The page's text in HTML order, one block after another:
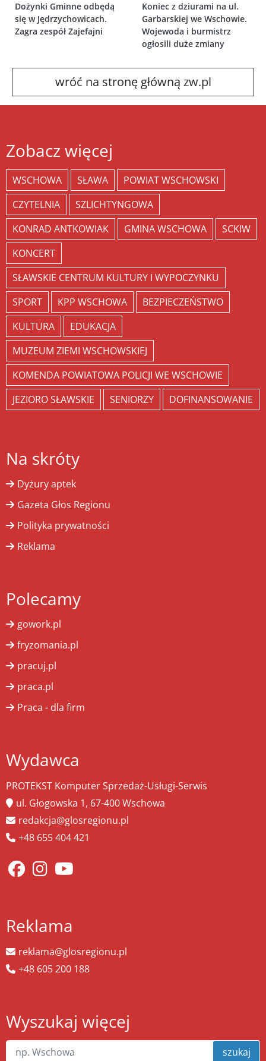
Dożynki Gminne odbędą
się w Jędrzychowicach.
Zagra zespół Zajefajni
Koniec z dziurami na ul.
Garbarskiej we Wschowie.
Wojewoda i burmistrz
ogłosili duże zmiany
wróć na stronę główną zw.pl
Zobacz więcej
WSCHOWA SŁAWA
POWIAT WSCHOWSKI
CZYTELNIA
SZLICHTYNGOWA
KONRAD ANTKOWIAK
GMINA WSCHOWA
SCKIW
KONCERT
SŁAWSKIE CENTRUM KULTURY I WYPOCZYNKU
SPORT
KPP WSCHOWA
BEZPIECZEŃSTWO
KULTURA
EDUKACJA
MUZEUM ZIEMI WSCHOWSKIEJ
KOMENDA POWIATOWA POLICJI WE WSCHOWIE
JEZIORO SŁAWSKIE
SENIORZY DOFINANSOWANIE
Na skróty
Dyżury aptek
Gazeta Głos Regionu
Polityka prywatności
Reklama
Polecamy
gowork.pl
fryzomania.pl
pracuj.pl
praca.pl
Praca - dla firm
Wydawca
PROTEKST Komputer Sprzedaż-Usługi-Serwis
ul. Głogowska 1, 67-400 Wschowa
redakcja@glosregionu.pl
+48 655 404 421
Reklama
reklama@glosregionu.pl
+48 605 200 188
Wyszukaj więcej
szukaj